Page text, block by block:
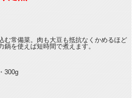
む常備菜。肉も大豆も抵抗なくかめるほど
鍋を使えば短時間で煮えます。
300g